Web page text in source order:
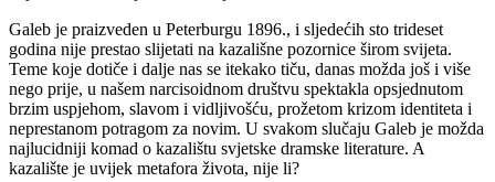
Galeb je praizveden u Peterburgu 1896., i sljedećih sto trideset
godina nije prestao slijetati na kazališne pozornice širom svijeta.
Teme koje dotiče i dalje nas se itekako tiču, danas možda još i više
nego prije, u našem narcisoidnom društvu spektakla opsjednutom
brzim uspjehom, slavom i vidljivošću, prožetom krizom identiteta i
neprestanom potragom za novim. U svakom slučaju Galeb je možda
najlucidniji komad o kazalištu svjetske dramske literature. A
kazalište je uvijek metafora života, nije li?